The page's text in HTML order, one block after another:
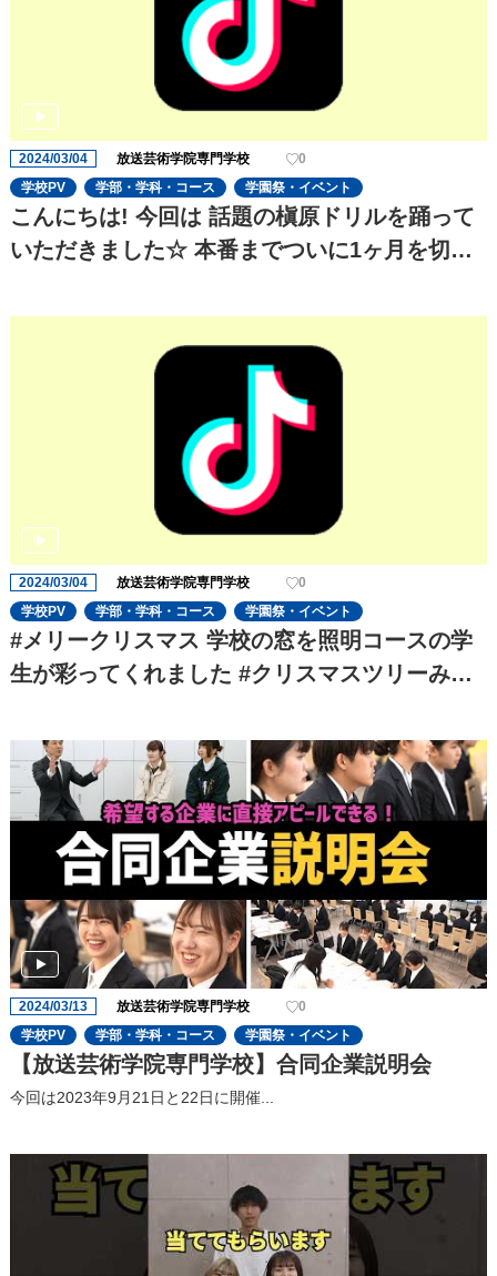
2024/03/04 放送芸術学院専門学校
0
学校PV
学部・学科・コース 学園祭・イベント
こんにちは! 今回は 話題の槇原ドリルを踊って
いただきました☆ 本番までついに1ヶ月を切
これからも期待です!
2024/03/04 放送芸術学院専門学校
0
学校PV
学部・学科・コース 学園祭・イベント
#メリークリスマス 学校の窓を照明コースの学
生が彩ってくれました #クリスマスツリーみた
2024/03/13 放送芸術学院専門学校
0
学校PV
学部・学科・コース 学園祭・イベント
【放送芸術学院専門学校】合同企業説明会
今回は2023年9⽉21⽇と22⽇に開催...